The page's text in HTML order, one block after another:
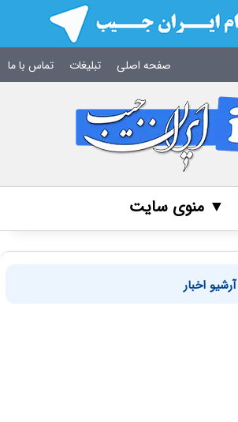
صفحه اصلی تبلیغات تماس با ما
▼ منوی سایت
آرشیو اخبار